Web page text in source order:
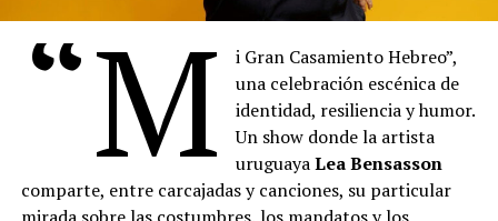
Vuelven Los Clásicos es un espectáculo de humor y
música en el que los integrantes de La Chirichota
encarnan a grandes compositores del pasado – como
Mozart, Beethoven, Bach o Vivaldi – que regresan al
mundo actual y se enfrentan, con sorpresa, sarcasmo y
“M
i Gran Casamiento Hebreo”,
una celebración escénica de
identidad, resiliencia y humor.
Un show donde la artista
uruguayaLea Bensasson
comparte, entre carcajadas y canciones, su particular